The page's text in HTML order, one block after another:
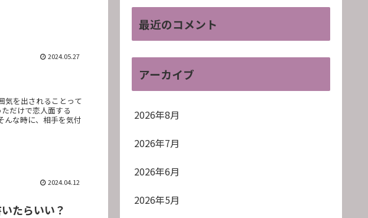
2024.05.27
気を出されることって
だけで恋人面する
んな時に、相手を気付
2024.04.12
たらいい？
最近のコメント
アーカイブ
2026年8月
2026年7月
2026年6月
2026年5月